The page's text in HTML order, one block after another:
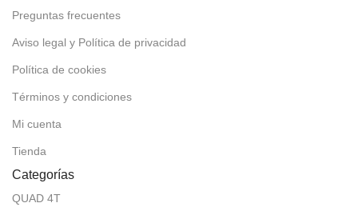
Preguntas frecuentes
Aviso legal y Política de privacidad
Política de cookies
Términos y condiciones
Mi cuenta
Tienda
Categorías
QUAD 4T